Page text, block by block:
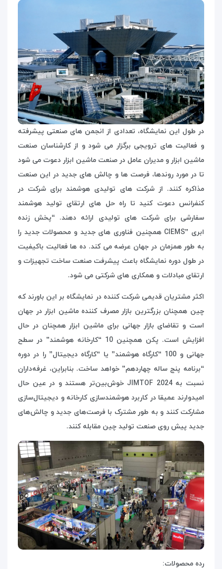
در طول این نمایشگاه، تعدادی از انجمن های صنعتی پیشرفته
و فعالیت های ترویجی برگزار می شود و از کارشناسان صنعت
ماشین ابزار و مدیران عامل در صنعت ماشین ابزار دعوت می شود
تا در مورد روندها، فرصت ها و چالش های جدید در این صنعت
مذاکره کنند. از شرکت های تولیدی هوشمند برای شرکت در
کنفرانس دعوت کنید تا راه حل های ارتقای تولید هوشمند
سفارشی برای شرکت های تولیدی ارائه دهند. “پخش زنده
ابری CIEMS”همچنین فناوری های جدید و محصولات جدید را
به طور همزمان در جهان عرضه می کند. ده ها فعالیت باکیفیت
در طول دوره نمایشگاه باعث پیشرفت صنعت ساخت تجهیزات و
ارتقای مبادلات و همکاری های شرکتی می شود.
اکثر مشتریان قدیمی شرکت کننده در نمایشگاه بر این باورند که
چین همچنان بزرگترین بازار مصرف کننده ماشین ابزار در جهان
است و تقاضای بازار جهانی برای ماشین ابزار همچنان در حال
افزایش است. پکن همچنین 10 “کارخانه هوشمند” در سطح
جهانی و 100 “کارگاه هوشمند” یا “کارگاه دیجیتال” را در دوره
“برنامه پنج ساله چهاردهم” خواهد ساخت. بنابراین، غرفه‌داران
نسبت به JIMTOF 2024خوش‌بین‌تر هستند و در عین حال
امیدوارند عمیقا در کاربرد هوشمندسازی کارخانه و دیجیتال‌سازی
مشارکت کنند و به طور مشترک با فرصت‌های جدید و چالش‌های
جدید پیش روی صنعت تولید چین مقابله کنند.
رده محصولات: